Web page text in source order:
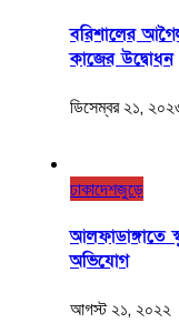
বরিশালের
কাজের উদ্বোধন
ডিসেম্বর ২১,
ঢাকাদেশজুড়ে
আলফাডাঙ্গাতে
অভিযোগ
আগস্ট ২১, ২০২২